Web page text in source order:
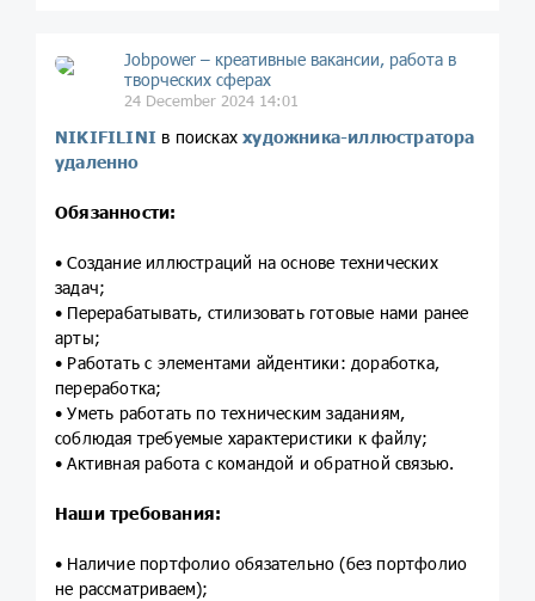
Jobpower – креативные вакансии, работа в
творческих сферах
24 December 2024 14:01
NIKIFILINI в поискаххудожника-иллюстратора
удаленно
Обязанности:
• Создание иллюстраций на основе технических
задач;
• Перерабатывать, стилизовать готовые нами ранее
арты;
• Работать с элементами айдентики: доработка,
переработка;
• Уметь работать по техническим заданиям,
соблюдая требуемые характеристики к файлу;
• Активная работа с командой и обратной связью.
Наши требования:
• Наличие портфолио обязательно (без портфолио
не рассматриваем);